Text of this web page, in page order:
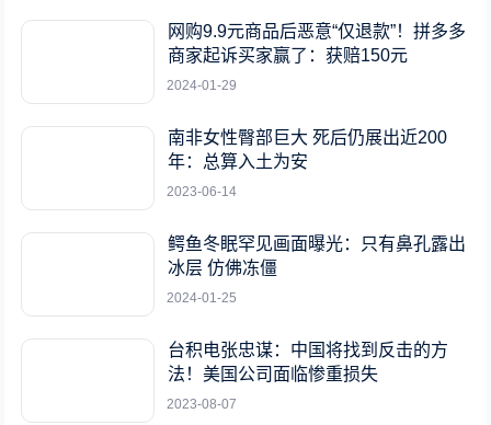
网购9.9元商品后恶意“仅退款”！拼多多
商家起诉买家赢了：获赔150元
2024-01-29
南非女性臀部巨大 死后仍展出近200
年：总算入土为安
2023-06-14
鳄鱼冬眠罕见画面曝光：只有鼻孔露出
冰层 仿佛冻僵
2024-01-25
台积电张忠谋：中国将找到反击的方
法！美国公司面临惨重损失
2023-08-07